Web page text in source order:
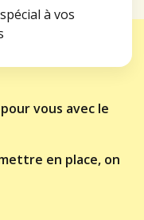
à vos
vous avec le
en place, on